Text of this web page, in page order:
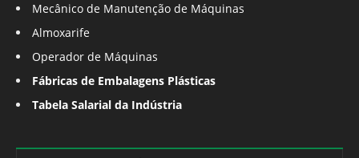
Mecânico de Manutenção de Máquinas
Almoxarife
Operador de Máquinas
Fábricas de Embalagens Plásticas
Tabela Salarial da Indústria